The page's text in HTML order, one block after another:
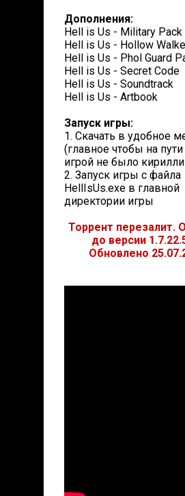
Дополнения:
Hell is Us - Military Pack
Hell is Us - Hollow
Hell is Us - Phol Guard
Hell is Us - Secret Code
Hell is Us - Soundtrack
Hell is Us - Artbook
Запуск игры:
1. Скачать в удобное
(главное чтобы на
игрой не было
2. Запуск игры с файла
HellIsUs.exe в главной
директории игры
Торрент перезалит.
до версии
Обновлено